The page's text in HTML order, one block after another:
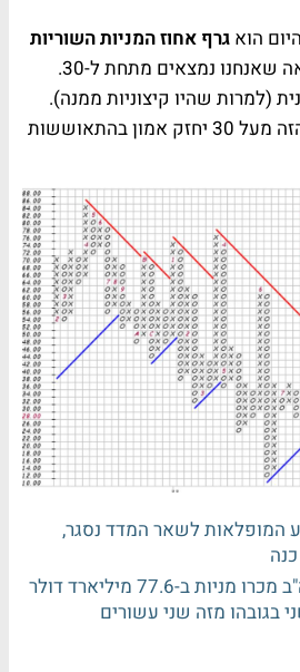
הוא גרף אחוז המניות השוריות
שמראה שאנחנו נמצאים מתחת ל-30.
(למרות שהיו קיצוניות ממנה).
מהלך של האינדיקטור הזה מעל 30 יחזק אמון בהתאוששות
המופלאות לשאר המדד נסגר,
מנהלי החברות בארה"ב מכרו מניות ב-77.6 מיליארד דולר
בגובהו מזה שני עשורים